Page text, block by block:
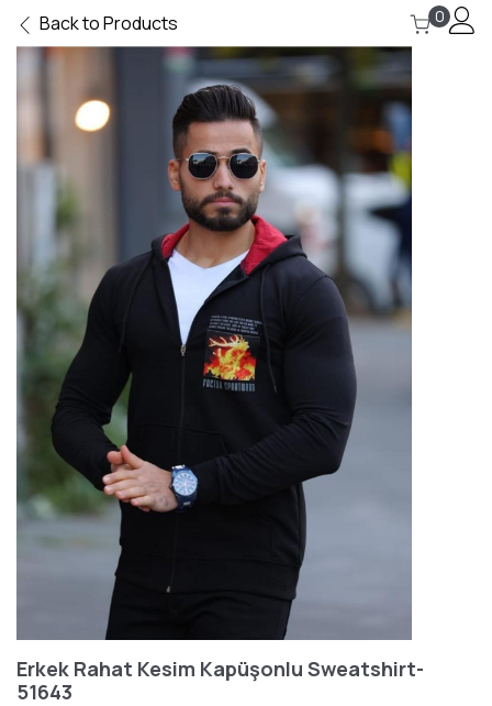
Back to Products 0
Erkek Rahat Kesim Kapüşonlu Sweatshirt-
51643